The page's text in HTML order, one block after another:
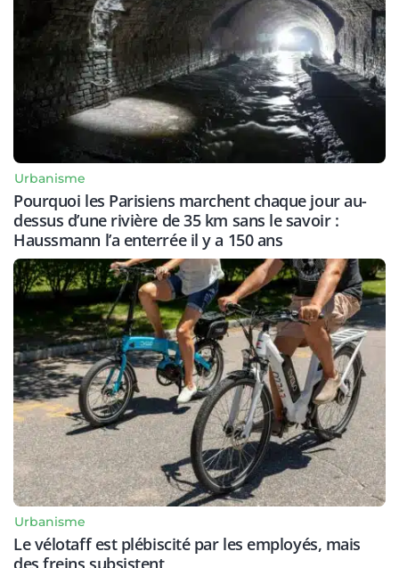
Urbanisme
Pourquoi les Parisiens marchent chaque jour au-
dessus d’une rivière de 35 km sans le savoir :
Haussmann l’a enterrée il y a 150 ans
Urbanisme
Le vélotaff est plébiscité par les employés, mais